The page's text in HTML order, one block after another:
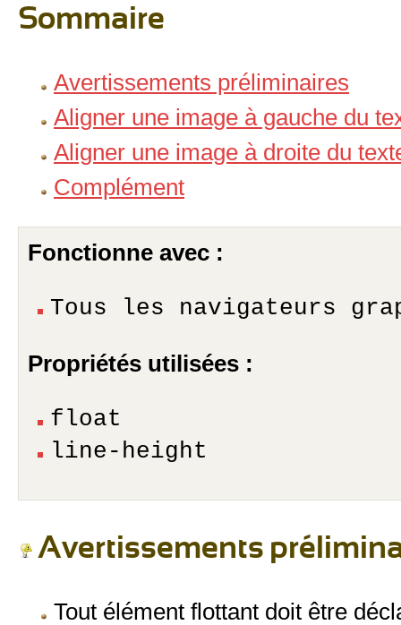
Sommaire
Avertissements préliminaires
Aligner une image à gauche du
Aligner une image à droite du
Complément
Fonctionne avec :
Tous les navigateurs
Propriétés utilisées :
float
line-height
Avertissements
Tout élément flottant doit être